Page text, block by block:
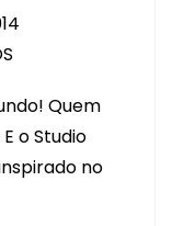
THE
FAULT
OF
Quem
o Studio
no